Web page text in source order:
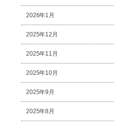
2026年1月
2025年12月
2025年11月
2025年10月
2025年9月
2025年8月